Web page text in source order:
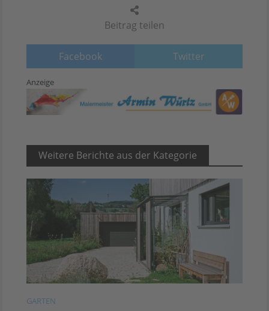
Beitrag teilen
Facebook Twitter
Anzeige
Weitere Berichte aus der Kategorie
GARTEN